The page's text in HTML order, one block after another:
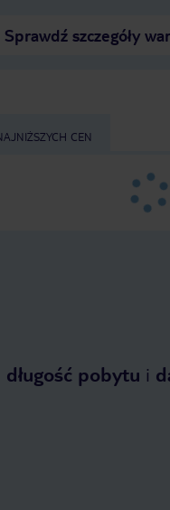
Sprawdź szczegóły
CEN
długość pobytu i